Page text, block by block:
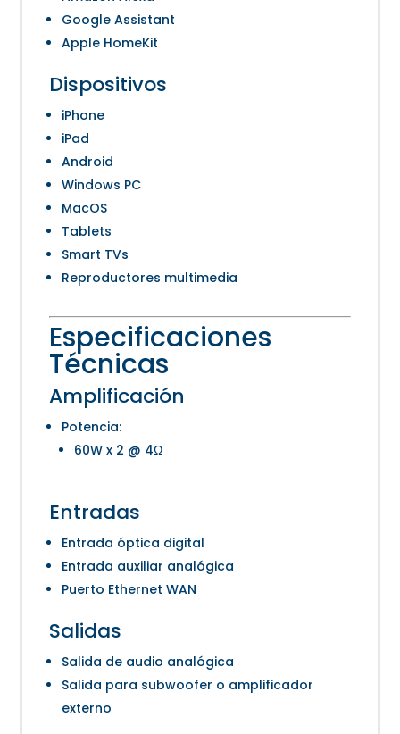
Google Assistant
Apple HomeKit
Dispositivos
iPhone
iPad
Android
Windows PC
MacOS
Tablets
Smart TVs
Reproductores multimedia
Especificaciones
Técnicas
Amplificación
Potencia:
60W x 2 @ 4Ω
Entradas
Entrada óptica digital
Entrada auxiliar analógica
Puerto Ethernet WAN
Salidas
Salida de audio analógica
Salida para subwoofer o amplificador
externo